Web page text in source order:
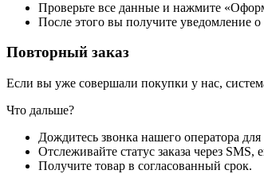
Проверьте все данные и нажмите
После этого вы получите уведомление о
Повторный заказ
Если вы уже совершали покупки у нас,
Что дальше?
Дождитесь звонка нашего оператора для
Отслеживайте статус заказа через SMS,
Получите товар в согласованный срок.